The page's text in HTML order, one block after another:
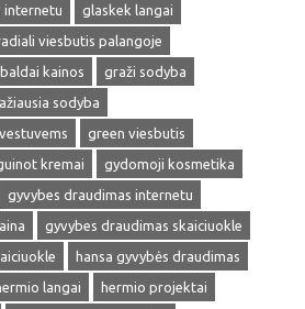
internetu
glaskek langai
viesbutis palangoje
kainos
graži sodyba
sodyba
green viesbutis
kremai
gydomoji kosmetika
gyvybes draudimas internetu
gyvybes draudimas skaiciuokle
hansa gyvybės draudimas
langai
hermio projektai